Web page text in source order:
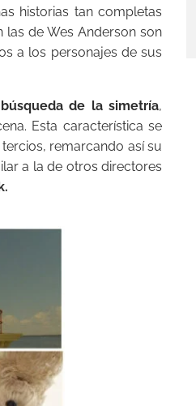
historias tan completas
las de Wes Anderson son
a los personajes de sus
búsqueda de la simetría,
Esta característica se
remarcando así su
a la de otros directores